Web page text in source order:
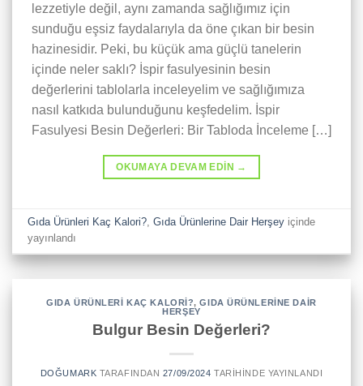
lezzetiyle değil, aynı zamanda sağlığımız için
sunduğu eşsiz faydalarıyla da öne çıkan bir besin
hazinesidir. Peki, bu küçük ama güçlü tanelerin
içinde neler saklı? İspir fasulyesinin besin
değerlerini tablolarla inceleyelim ve sağlığımıza
nasıl katkıda bulunduğunu keşfedelim. İspir
Fasulyesi Besin Değerleri: Bir Tabloda İnceleme […]
OKUMAYA DEVAM EDIN →
Gıda Ürünleri Kaç Kalori?,Gıda Ürünlerine Dair Herşey içinde
yayınlandı
GIDA ÜRÜNLERI KAÇ KALORI?,GIDA ÜRÜNLERINE DAIR
HERŞEY
Bulgur Besin Değerleri?
DOĞUMARK TARAFINDAN 27/09/2024 TARIHINDE YAYINLANDI